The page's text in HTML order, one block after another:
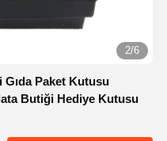
2/6
Paket Kutusu
Butiği Hediye Kutusu